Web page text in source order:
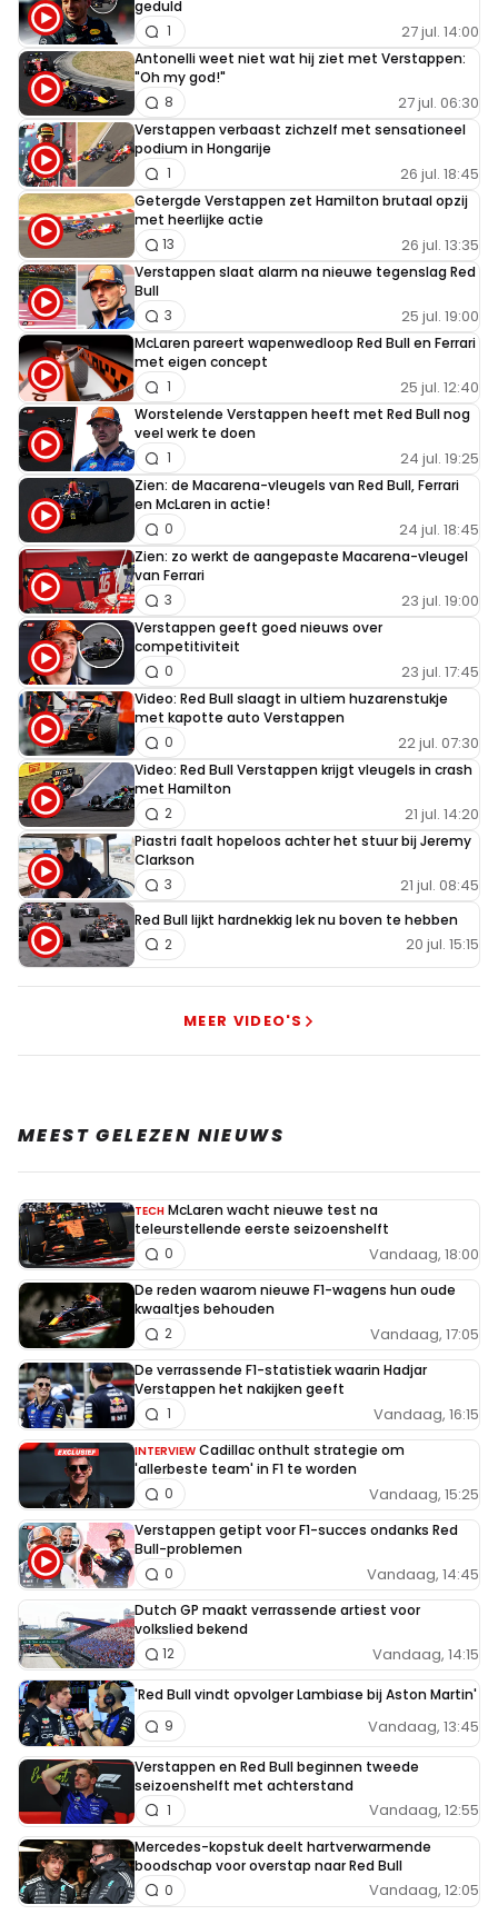
vandaag) ben je de held.
Laansma
17 september 2023 17:36
Dat Russel hier de kans op een zege vergooit is wat ver
gezocht naar mijn mening, maar derde had hij zeker
kunnen worden. Erg jammer voor hem... Zat eigenlijk te
wachten op een clash tussen GR en LH, maar die bleef uit.
Goed gereden van de top 3, maar zeker ook van Russel,
alleen jammer van die crash..
Grotah
18 september 2023 06:37
Die overwinning was er gezien het verloop op het einde
nimmer gekomen, 3e plaats was het hoogst haalbaar
waar een tijd een 1-2 in de maak leek. Zal wel een enorme
domper zijn voor team Mercedes.
Meepraten? Dat kan! Je hoeft je alleen maar aan te
melden met een RN365-account.
INLOGGEN
geduld
27 jul. 14:00
1
Antonelli weet niet wat hij ziet met Verstappen:
"Oh my god!"
27 jul. 06:30
8
Verstappen verbaast zichzelf met sensationeel
podium in Hongarije
26 jul. 18:45
1
Getergde Verstappen zet Hamilton brutaal opzij
met heerlijke actie
26 jul. 13:35
13
Verstappen slaat alarm na nieuwe tegenslag Red
Bull
25 jul. 19:00
3
McLaren pareert wapenwedloop Red Bull en Ferrari
met eigen concept
25 jul. 12:40
1
Worstelende Verstappen heeft met Red Bull nog
veel werk te doen
24 jul. 19:25
1
Zien: de Macarena-vleugels van Red Bull, Ferrari
en McLaren in actie!
24 jul. 18:45
0
Zien: zo werkt de aangepaste Macarena-vleugel
van Ferrari
23 jul. 19:00
3
Verstappen geeft goed nieuws over
competitiviteit
23 jul. 17:45
0
Video: Red Bull slaagt in ultiem huzarenstukje
met kapotte auto Verstappen
22 jul. 07:30
0
Video: Red Bull Verstappen krijgt vleugels in crash
met Hamilton
21 jul. 14:20
2
Piastri faalt hopeloos achter het stuur bij Jeremy
Clarkson
21 jul. 08:45
3
Red Bull lijkt hardnekkig lek nu boven te hebben
20 jul. 15:15
2
MEER VIDEO'S
MEEST GELEZEN NIEUWS
TECH McLaren wacht nieuwe test na
teleurstellende eerste seizoenshelft
Vandaag, 18:00
0
De reden waarom nieuwe F1-wagens hun oude
kwaaltjes behouden
Vandaag, 17:05
2
De verrassende F1-statistiek waarin Hadjar
Verstappen het nakijken geeft
Vandaag, 16:15
1
INTERVIEW Cadillac onthult strategie om
'allerbeste team' in F1 te worden
Vandaag, 15:25
0
Verstappen getipt voor F1-succes ondanks Red
Bull-problemen
Vandaag, 14:45
0
Dutch GP maakt verrassende artiest voor
volkslied bekend
Vandaag, 14:15
12
'Red Bull vindt opvolger Lambiase bij Aston Martin'
Vandaag, 13:45
9
Verstappen en Red Bull beginnen tweede
seizoenshelft met achterstand
Vandaag, 12:55
1
Mercedes-kopstuk deelt hartverwarmende
boodschap voor overstap naar Red Bull
Vandaag, 12:05
0